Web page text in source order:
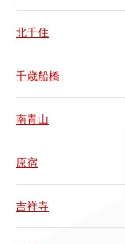
北千住
千歳船橋
南青山
原宿
吉祥寺